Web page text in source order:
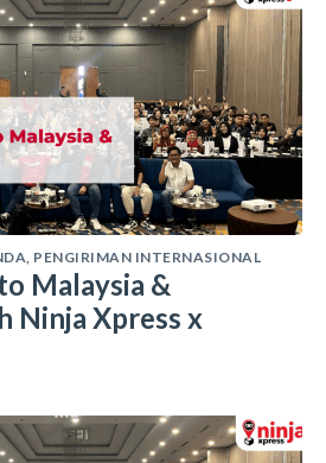
, PENGIRIMAN INTERNASIONAL
Malaysia &
Ninja Xpress x